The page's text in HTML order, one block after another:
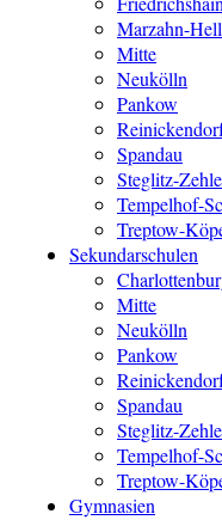
Marzahn-
Mitte
Neukölln
Pankow
Spandau
Steglitz-
Tempelhof-
Treptow-
Sekundarschulen
Mitte
Neukölln
Pankow
Spandau
Steglitz-
Tempelhof-
Treptow-
Gymnasien